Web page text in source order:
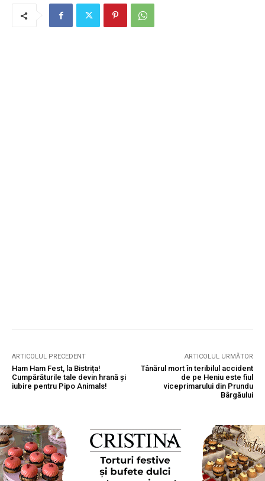
ARTICOLUL PRECEDENT
Ham Ham Fest, la Bistrița!
Cumpărăturile tale devin hrană și
iubire pentru Pipo Animals!
ARTICOLUL URMĂTOR
Tânărul mort în teribilul accident
de pe Heniu este fiul
viceprimarului din Prundu
Bârgăului